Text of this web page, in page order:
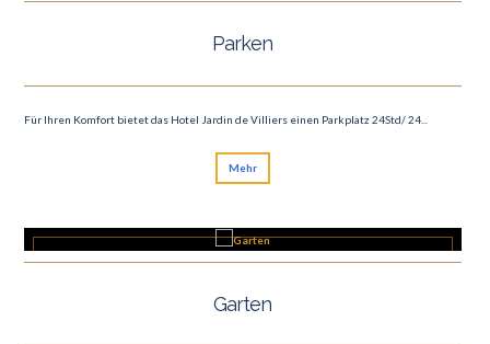
Parken
Für Ihren Komfort bietet das Hotel Jardin de Villiers einen Parkplatz 24Std/ 24...
Mehr
Garten